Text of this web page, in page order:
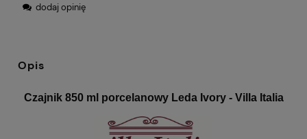
dodaj opinię
Opis
Czajnik 850 ml porcelanowy Leda Ivory - Villa Italia